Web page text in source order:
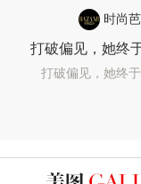
时尚
打破偏见，她终
打破偏见，她终